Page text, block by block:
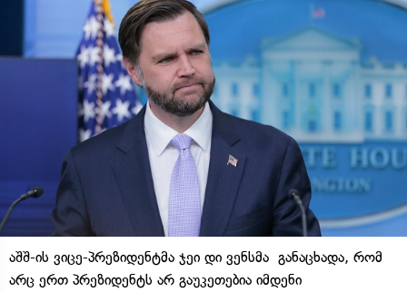
აშშ-ის ვიცე-პრეზიდენტმა ჯეი დი ვენსმა განაცხადა, რომ
არც ერთ პრეზიდენტს არ გაუკეთებია იმდენი